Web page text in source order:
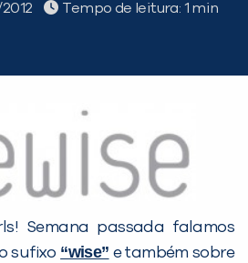
Tempo de leitura:
Semana passada falamos
sufixo “wise” e também sobre
DE MÉTODO
Desculpe!